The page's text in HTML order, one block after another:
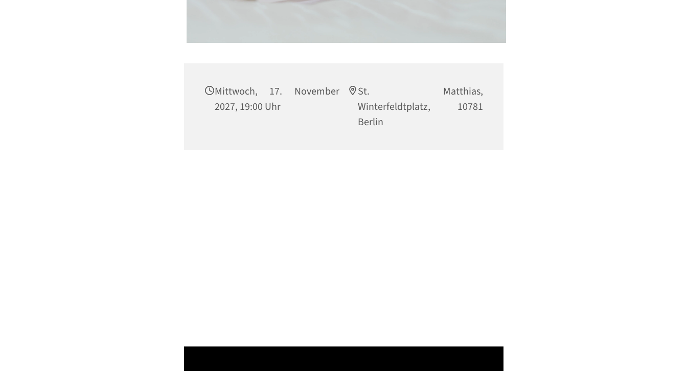
Mittwoch, 17. November
2027, 19:00 Uhr
St. Matthias,
Winterfeldtplatz, 10781
Berlin